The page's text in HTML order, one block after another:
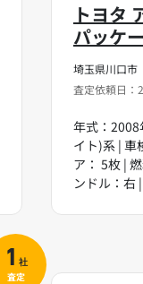
埼玉県川口市
査定依頼日：
トヨタ
パッケ
年式：2008
イト)系 | 車
ア： 5枚 |
ンドル：右
1 社
査定